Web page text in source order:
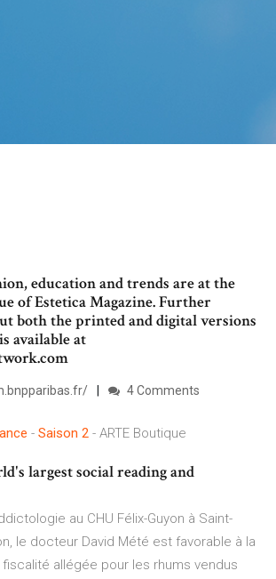
education and trends are at the
of Estetica Magazine. Further
both the printed and digital versions
available at
4 Comments
- Saison 2 - ARTE Boutique
largest social reading and
au CHU Félix-Guyon à Saint-
le docteur David Mété est favorable à la
allégée pour les rhums vendus